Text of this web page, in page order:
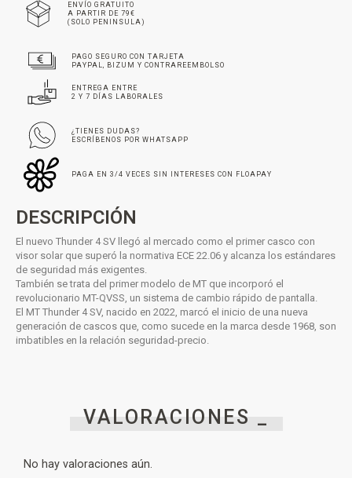
ENVÍO GRATUITO
A PARTIR DE 79€
(SOLO PENINSULA)
PAGO SEGURO CON TARJETA
PAYPAL, BIZUM Y CONTRAREEMBOLSO
ENTREGA ENTRE
2 Y 7 DÍAS LABORALES
¿TIENES DUDAS?
ESCRÍBENOS POR WHATSAPP
PAGA EN 3/4 VECES SIN INTERESES CON FLOAPAY
DESCRIPCIÓN
El nuevo Thunder 4 SV llegó al mercado como el primer casco con
visor solar que superó la normativa ECE 22.06 y alcanza los estándares
de seguridad más exigentes.
También se trata del primer modelo de MT que incorporó el
revolucionario MT-QVSS, un sistema de cambio rápido de pantalla.
El MT Thunder 4 SV, nacido en 2022, marcó el inicio de una nueva
generación de cascos que, como sucede en la marca desde 1968, son
imbatibles en la relación seguridad-precio.
VALORACIONES _
No hay valoraciones aún.